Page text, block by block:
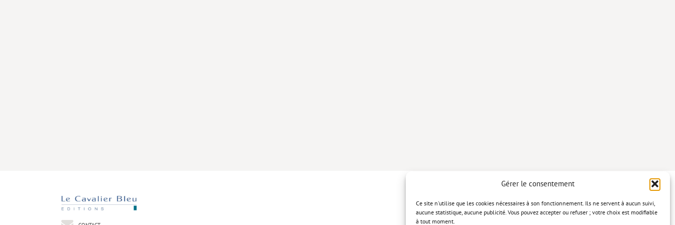
Gérer le consentement
Ce site n'utilise que les cookies nécessaires à son fonctionnement. Ils ne servent à aucun suivi,
aucune statistique, aucune publicité. Vous pouvez accepter ou refuser ; votre choix est modifiable
à tout moment.
Politique de confidentialité